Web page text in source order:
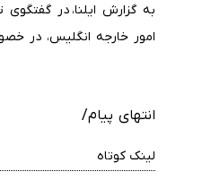
به گزارش ایلنا، در
امور خارجه انگلیس، در
انتهای پیام/
لینک کوتاه